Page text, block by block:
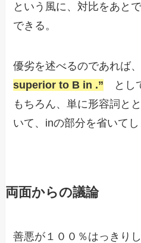
という風に、対比をあと
できる。
優劣を述べるのであれば、
superior to B in .” とし
もちろん、単に形容詞と
いて、inの部分を省いてし
両面からの議論
善悪が１００％はっきり